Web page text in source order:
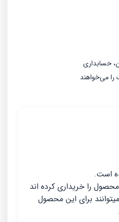
حسابداری
را می‌خواهند
است.
را خریداری کرده اند
برای این محصول